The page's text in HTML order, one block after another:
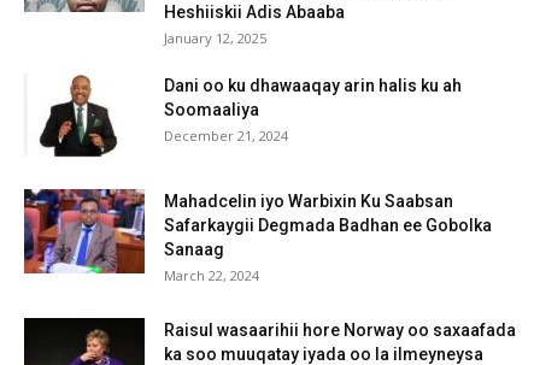
Heshiiskii Adis Abaaba
January 12, 2025
Dani oo ku dhawaaqay arin halis ku ah
Soomaaliya
December 21, 2024
Mahadcelin iyo Warbixin Ku Saabsan
Safarkaygii Degmada Badhan ee Gobolka
Sanaag
March 22, 2024
Raisul wasaarihii hore Norway oo saxaafada
ka soo muuqatay iyada oo la ilmeyneysa